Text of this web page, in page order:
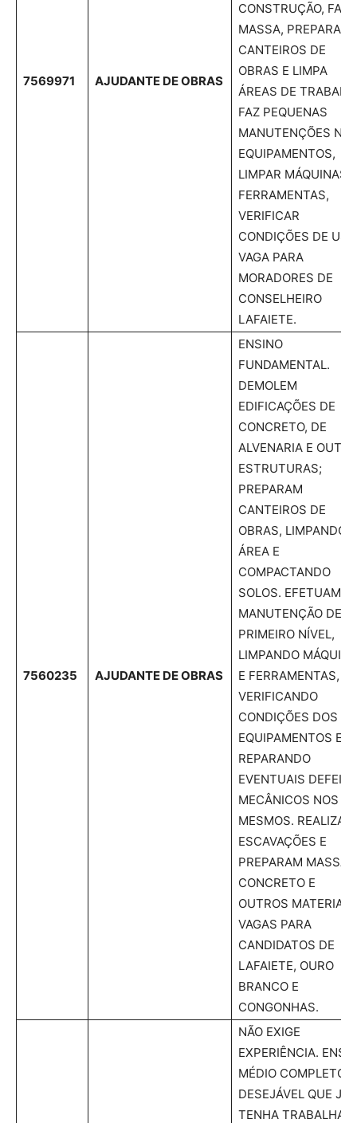
7569971 AJUDANTE DE OBRAS
CONSTRUÇÃO,
MASSA, PREPARA
CANTEIROS DE
OBRAS E LIMPA
ÁREAS DE
FAZ PEQUENAS
MANUTENÇÕES
EQUIPAMENTOS,
LIMPAR MÁQUINAS E
FERRAMENTAS,
VERIFICAR
CONDIÇÕES DE
VAGA PARA
MORADORES DE
CONSELHEIRO
LAFAIETE.
7560235 AJUDANTE DE OBRAS
ENSINO
FUNDAMENTAL.
DEMOLEM
EDIFICAÇÕES DE
CONCRETO, DE
ALVENARIA E
ESTRUTURAS;
PREPARAM
CANTEIROS DE
OBRAS, LIMPANDO A
ÁREA E
COMPACTANDO
SOLOS. EFETUAM
MANUTENÇÃO DE
PRIMEIRO NÍVEL,
LIMPANDO
E FERRAMENTAS,
VERIFICANDO
CONDIÇÕES DOS
EQUIPAMENTOS E
REPARANDO
EVENTUAIS
MECÂNICOS NOS
MESMOS. REALIZAM
ESCAVAÇÕES E
PREPARAM MASSA
CONCRETO E
OUTROS MATERIAIS.
VAGAS PARA
CANDIDATOS DE
LAFAIETE, OURO
BRANCO E
CONGONHAS.
NÃO EXIGE
EXPERIÊNCIA.
MÉDIO COMPLETO.
DESEJÁVEL QUE JÁ
TENHA